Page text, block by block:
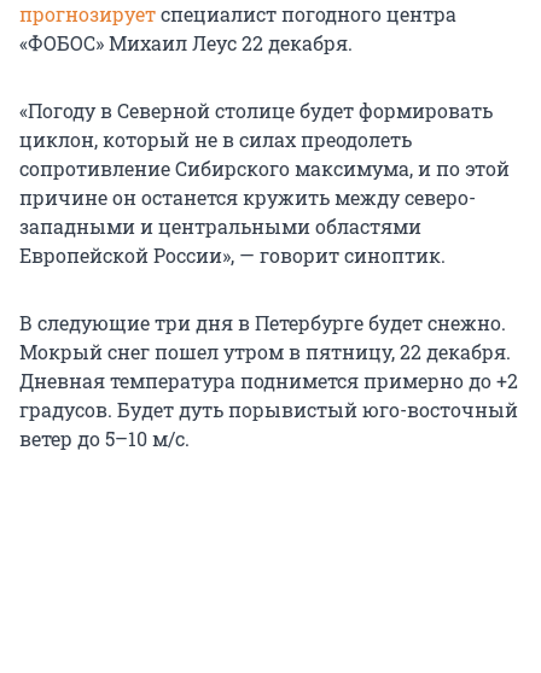
прогнозируетспециалист погодного центра
«ФОБОС» Михаил Леус 22 декабря.
«Погоду в Северной столице будет формировать
циклон, который не в силах преодолеть
сопротивление Сибирского максимума, и по этой
причине он останется кружить между северо-
западными и центральными областями
Европейской России», — говорит синоптик.
В следующие три дня в Петербурге будет снежно.
Мокрый снег пошел утром в пятницу, 22 декабря.
Дневная температура поднимется примерно до +2
градусов. Будет дуть порывистый юго-восточный
ветер до 5–10 м/с.